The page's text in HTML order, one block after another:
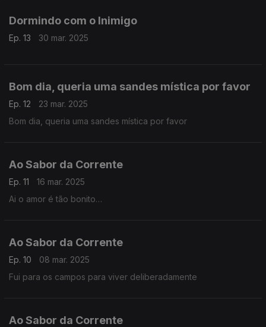
Dormindo com o Inimigo
Ep. 13 30 mar. 2025
Bom dia, queria uma sandes mística por favor
Ep. 12
23 mar. 2025
Bom dia, queria uma sandes mística por favor
Ao Sabor da Corrente
Ep. 11
16 mar. 2025
Ai o amor é tão bonito…
Ao Sabor da Corrente
Ep. 10
08 mar. 2025
Fui para os campos para viver deliberadamente
Ao Sabor da Corrente